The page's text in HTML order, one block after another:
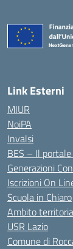
Link Esterni
MIUR
NoiPA
Invalsi
BES – Il
Generazioni
Iscrizioni On
Scuola in Chiaro
Ambito
USR Lazio
Comune di